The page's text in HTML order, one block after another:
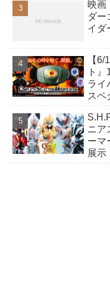
映画
ダー
イダ
【
ト
ライ
スペ
ニア
ーマ
展示